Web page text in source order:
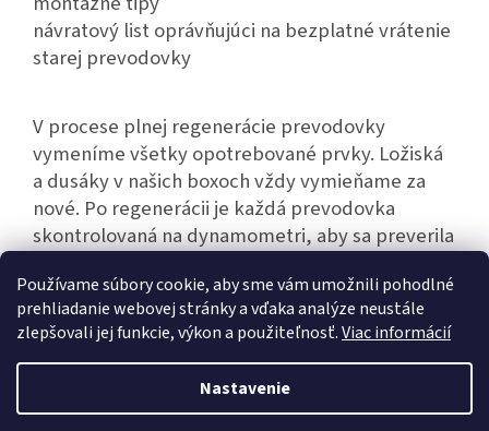
Používame súbory cookie, aby sme vám umožnili pohodlné
prehliadanie webovej stránky a vďaka analýze neustále
zlepšovali jej funkcie, výkon a použiteľnosť.Viac informácií
Nastavenie
návratový list oprávňujúci na bezplatné vrátenie
starej prevodovky
V procese plnej regenerácie prevodovky
vymeníme všetky opotrebované prvky. Ložiská
a dusáky v našich boxoch vždy vymieňame za
nové. Po regenerácii je každá prevodovka
skontrolovaná na dynamometri, aby sa preverila
Vytvoril Shoptet